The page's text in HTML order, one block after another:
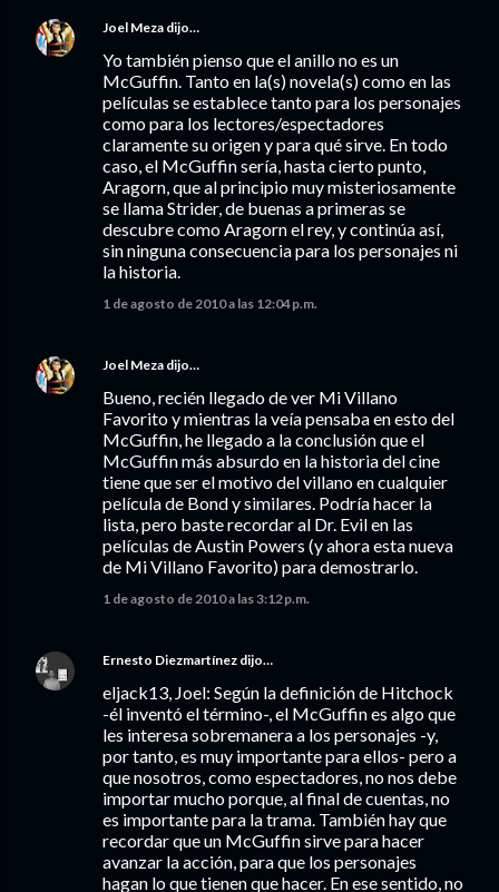
Joel Meza dijo…
Yo también pienso que el anillo no es un
McGuffin. Tanto en la(s) novela(s) como en las
películas se establece tanto para los personajes
como para los lectores/espectadores
claramente su origen y para qué sirve. En todo
caso, el McGuffin sería, hasta cierto punto,
Aragorn, que al principio muy misteriosamente
se llama Strider, de buenas a primeras se
descubre como Aragorn el rey, y continúa así,
sin ninguna consecuencia para los personajes ni
la historia.
1 de agosto de 2010 a las 12:04 p.m.
Joel Meza dijo…
Bueno, recién llegado de ver Mi Villano
Favorito y mientras la veía pensaba en esto del
McGuffin, he llegado a la conclusión que el
McGuffin más absurdo en la historia del cine
tiene que ser el motivo del villano en cualquier
película de Bond y similares. Podría hacer la
lista, pero baste recordar al Dr. Evil en las
películas de Austin Powers (y ahora esta nueva
de Mi Villano Favorito) para demostrarlo.
1 de agosto de 2010 a las 3:12 p.m.
Ernesto Diezmartínez dijo…
eljack13, Joel: Según la definición de Hitchock
-él inventó el término-, el McGuffin es algo que
les interesa sobremanera a los personajes -y,
por tanto, es muy importante para ellos- pero a
que nosotros, como espectadores, no nos debe
importar mucho porque, al final de cuentas, no
es importante para la trama. También hay que
recordar que un McGuffin sirve para hacer
avanzar la acción, para que los personajes
hagan lo que tienen que hacer. En ese sentido, no